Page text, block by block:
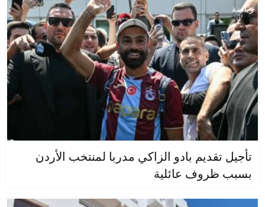
رياضة
تأجيل تقديم بادو الزاكي مدربا لمنتخب الأردن
بسبب ظروف عائلية